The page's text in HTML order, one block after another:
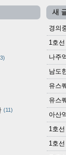
11
새
나주